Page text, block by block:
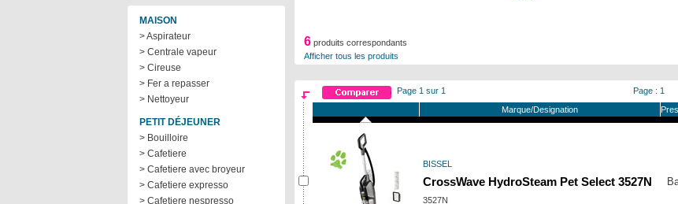
MAISON
> Aspirateur
> Centrale vapeur
> Cireuse
> Fer a repasser
> Nettoyeur
PETIT DÉJEUNER
> Bouilloire
> Cafetiere
> Cafetiere avec broyeur
> Cafetiere expresso
> Cafetiere nespresso
6 produits correspondants
Afficher tous les produits
Page 1 sur 1
Page : 1
Marque/Designation
BISSEL
CrossWave HydroSteam Pet Select 3527N
3527N